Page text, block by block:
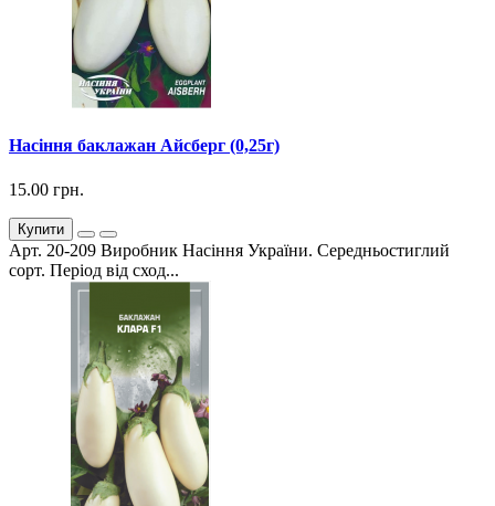
Насіння баклажан Айсберг (0,25г)
15.00 грн.
Купити
Арт. 20-209 Виробник Насіння України. Середньостиглий
сорт. Період від сход...